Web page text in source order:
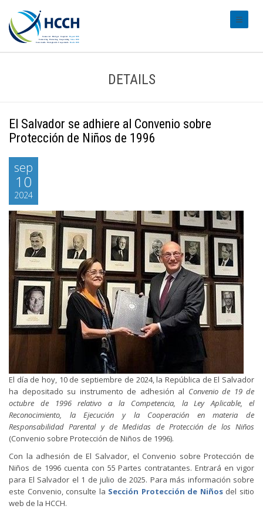
DETAILS
El Salvador se adhiere al Convenio sobre
Protección de Niños de 1996
sep
10
2024
El día de hoy, 10 de septiembre de 2024, la República de El Salvador
ha depositado su instrumento de adhesión al Convenio de 19 de
octubre de 1996 relativo a la Competencia, la Ley Aplicable, el
Reconocimiento, la Ejecución y la Cooperación en materia de
Responsabilidad Parental y de Medidas de Protección de los Niños
(Convenio sobre Protección de Niños de 1996).
Con la adhesión de El Salvador, el Convenio sobre Protección de
Niños de 1996 cuenta con 55 Partes contratantes. Entrará en vigor
para El Salvador el 1 de julio de 2025. Para más información sobre
este Convenio, consulte la Sección Protección de Niñosdel sitio
web de la HCCH.